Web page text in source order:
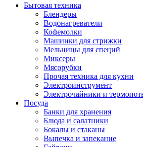
Бытовая техника
Блендеры
Водонагреватели
Кофемолки
Машинки для стрижки
Мельницы для специй
Миксеры
Мясорубки
Прочая техника для кухни
Электроинструмент
Электрочайники и
Посуда
Банки для хранения
Блюда и салатники
Бокалы и стаканы
Выпечка и запекание